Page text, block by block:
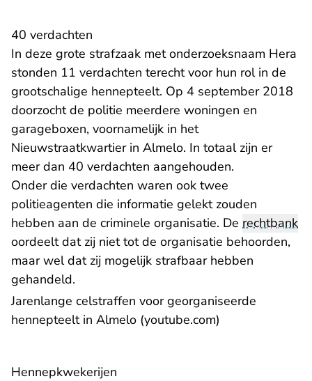
40 verdachten
In deze grote strafzaak met onderzoeksnaam Hera
stonden 11 verdachten terecht voor hun rol in de
grootschalige hennepteelt. Op 4 september 2018
doorzocht de politie meerdere woningen en
garageboxen, voornamelijk in het
Nieuwstraatkwartier in Almelo. In totaal zijn er
meer dan 40 verdachten aangehouden.
Onder die verdachten waren ook twee
politieagenten die informatie gelekt zouden
hebben aan de criminele organisatie. De rechtbank
oordeelt dat zij niet tot de organisatie behoorden,
maar wel dat zij mogelijk strafbaar hebben
gehandeld.
Jarenlange celstraffen voor georganiseerde
hennepteelt in Almelo (youtube.com)
Hennepkwekerijen